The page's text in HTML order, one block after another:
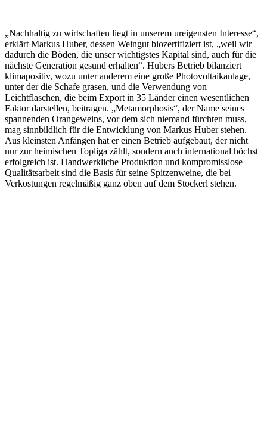
„Nachhaltig zu wirtschaften liegt in unserem ureigensten Interesse“,
erklärt Markus Huber, dessen Weingut biozertifiziert ist, „weil wir
dadurch die Böden, die unser wichtigstes Kapital sind, auch für die
nächste Generation gesund erhalten“. Hubers Betrieb bilanziert
klimapositiv, wozu unter anderem eine große Photovoltaikanlage,
unter der die Schafe grasen, und die Verwendung von
Leichtflaschen, die beim Export in 35 Länder einen wesentlichen
Faktor darstellen, beitragen. „Metamorphosis“, der Name seines
spannenden Orangeweins, vor dem sich niemand fürchten muss,
mag sinnbildlich für die Entwicklung von Markus Huber stehen.
Aus kleinsten Anfängen hat er einen Betrieb aufgebaut, der nicht
nur zur heimischen Topliga zählt, sondern auch international höchst
erfolgreich ist. Handwerkliche Produktion und kompromisslose
Qualitätsarbeit sind die Basis für seine Spitzenweine, die bei
Verkostungen regelmäßig ganz oben auf dem Stockerl stehen.